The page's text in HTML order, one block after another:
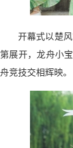
开幕式以楚风
第展开，龙舟小
舟竞技交相辉映。